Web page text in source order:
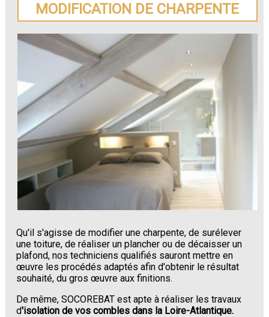
MODIFICATION DE CHARPENTE
Qu'il s'agisse de modifier une charpente, de surélever
une toiture, de réaliser un plancher ou de décaisser un
plafond, nos techniciens qualifiés sauront mettre en
œuvre les procédés adaptés afin d'obtenir le résultat
souhaité, du gros œuvre aux finitions.
De même, SOCOREBAT est apte à réaliser les travaux
d'isolation de vos combles dans la Loire-Atlantique.